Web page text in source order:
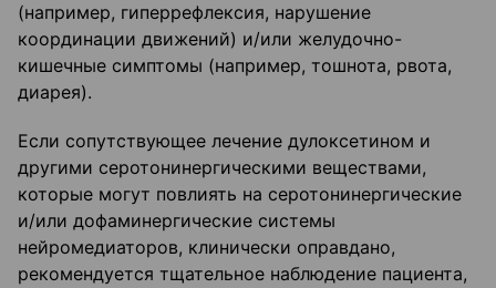
(например, гиперрефлексия, нарушение
координации движений) и/или желудочно-
кишечные симптомы (например, тошнота, рвота,
диарея).
Если сопутствующее лечение дулоксетином и
другими серотонинергическими веществами,
которые могут повлиять на серотонинергические
и/или дофаминергические системы
нейромедиаторов, клинически оправдано,
рекомендуется тщательное наблюдение пациента,